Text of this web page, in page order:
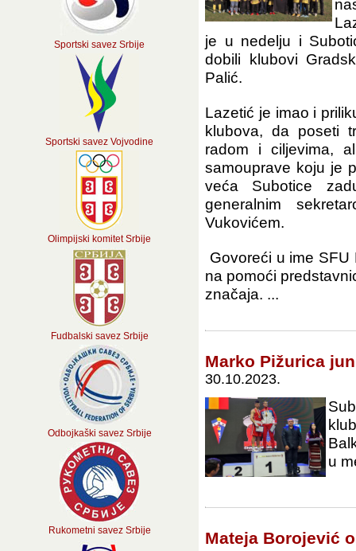
Sportski savez Srbije
Sportski savez Vojvodine
Olimpijski komitet Srbije
Fudbalski savez Srbije
Odbojkaški savez Srbije
Rukometni savez Srbije
je u nedelju i
dobili klubovi
Palić.
Lazetić je imao i
klubova, da poseti
radom i ciljevima,
samouprave koju je
veća Subotice
generalnim
Vukovićem.
Govoreći u ime
na pomoći
značaja. ...
Marko Pižurica
30.10.2023.
u
Mateja Borojević